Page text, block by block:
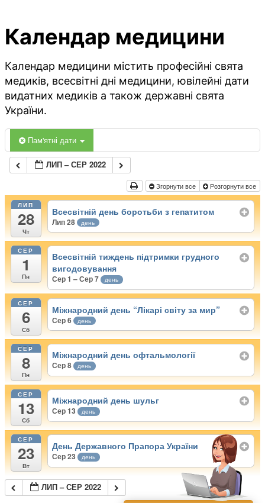
Календар медицини
Календар медицини містить професійні свята
медиків, всесвітні дні медицини, ювілейні дати
видатних медиків а також державні свята
України.
Пам'ятні дати
ЛИП – СЕР 2022
Згорнути все Розгорнути все
ЛИП
28
Чт
Всесвітній день боротьби з гепатитом
Лип 28 день
СЕР
1
Пн
Всесвітній тиждень підтримки грудного
вигодовування
Сер 1 – Сер 7 день
СЕР
6
Сб
Міжнародний день “Лікарі світу за мир”
Сер 6 день
СЕР
8
Пн
Міжнародний день офтальмології
Сер 8 день
СЕР
13
Сб
Міжнародний день шульг
Сер 13 день
СЕР
23
Вт
День Державного Прапора України
Сер 23 день
ЛИП – СЕР 2022